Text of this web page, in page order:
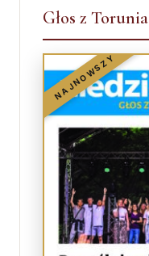
Głos z Torunia
NAJNOWSZY